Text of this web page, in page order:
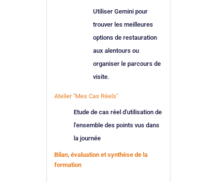
Utiliser Gemini pour
trouver les meilleures
options de restauration
aux alentours ou
organiser le parcours de
visite.
Atelier "Mes Cas Réels"
Etude de cas réel d'utilisation de
l'ensemble des points vus dans
la journée
Bilan, évaluation et synthèse de la
formation